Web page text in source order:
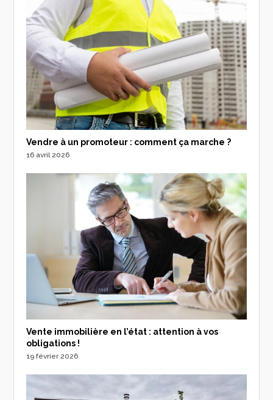
Vendre à un promoteur : comment ça marche ?
16 avril 2026
Vente immobilière en l’état : attention à vos
obligations !
19 février 2026